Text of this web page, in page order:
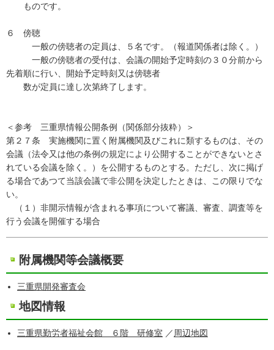
ものです。
６ 傍聴
一般の傍聴者の定員は、５名です。（報道関係者は除く。）
一般の傍聴者の受付は、会議の開始予定時刻の３０分前から
先着順に行い、開始予定時刻又は傍聴者
数が定員に達し次第終了します。
＜参考 三重県情報公開条例（関係部分抜粋）＞
第２７条 実施機関に置く附属機関及びこれに類するものは、その
会議（法令又は他の条例の規定により公開することができないとさ
れている会議を除く。）を公開するものとする。ただし、次に掲げ
る場合であつて当該会議で非公開を決定したときは、この限りでな
い。
（１）非開示情報が含まれる事項について審議、審査、調査等を
行う会議を開催する場合
附属機関等会議概要
三重県開発審査会
地図情報
三重県勤労者福祉会館 ６階 研修室 ／ 周辺地図